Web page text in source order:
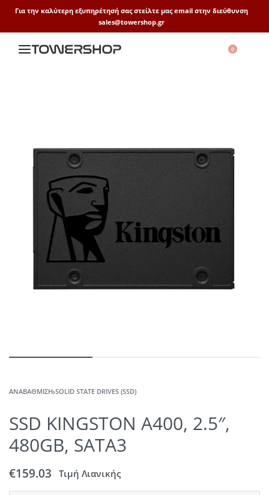
Για την καλύτερη εξυπηρέτησή σας στείλτε μας email στην διεύθυνση
sales@towershop.gr
0
ΑΝΑΒΆΘΜΙΣΗ›SOLID STATE DRIVES (SSD)
SSD KINGSTON A400, 2.5″,
480GB, SATA3
€159.03 Τιμή Λιανικής